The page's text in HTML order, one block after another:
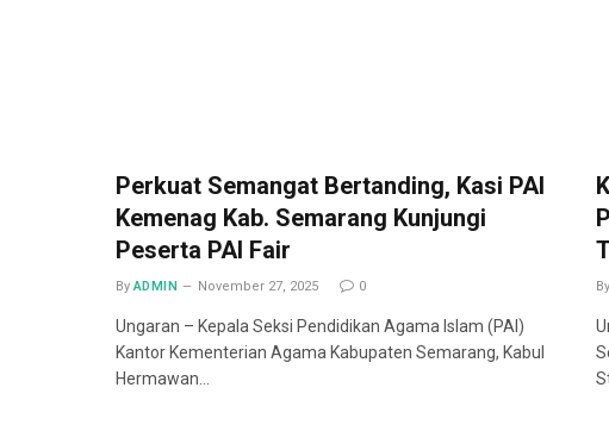
Perkuat Semangat Bertanding, Kasi PAI
Kemenag Kab. Semarang Kunjungi
Peserta PAI Fair
By ADMIN November 27, 2025 0
Ungaran – Kepala Seksi Pendidikan Agama Islam (PAI)
Kantor Kementerian Agama Kabupaten Semarang, Kabul
Hermawan…
By